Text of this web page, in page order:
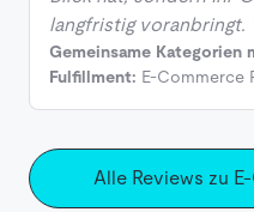
langfristig voranbringt.
Gemeinsame Kategorien
Fulfillment: E-Commerce
Alle Reviews zu